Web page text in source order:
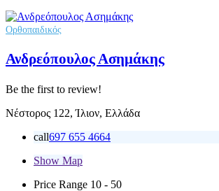
Ορθοπαιδικός
Ανδρεόπουλος Ασημάκης
Be the first to review!
Νέστορος 122, Ίλιον, Ελλάδα
call697 655 4664
Show Map
Price Range 10 - 50